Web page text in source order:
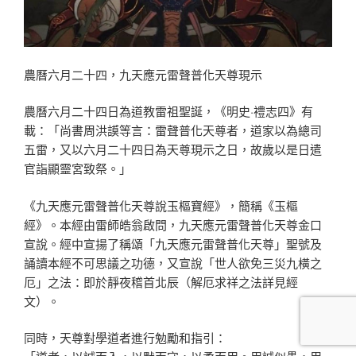
農曆六月二十四，九天應元雷聲普化天尊現示
農曆六月二十四日為道教雷祖聖誕，《明史·禮志四》有
載：「尚書周洪謨等言：雷聲普化天尊者，道家以為總司
五雷，又以六月二十四日為天尊現示之日，故歲以是日遣
官詣顯靈宮致祭。」
《九天應元雷聲普化天尊說玉樞寶經》，簡稱《玉樞
經》。本經由雷師皓翁啟問，九天應元雷聲普化天尊金口
宣說。經中宣揚了稱頌「九天應元雷聲普化天尊」聖號及
誦讀本經不可思議之功德，又宣說「世人欲免三災九橫之
厄」之法：即於靜夜稽首北辰（解厄求祥之法詳見經
文）。
同時，天尊對學道者進行勉勵和指引：